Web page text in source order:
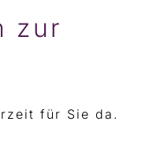
zur
für Sie da.